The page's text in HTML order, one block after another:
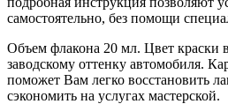
самостоятельно, без помощи
Объем флакона 20 мл. Цвет краски в
заводскому оттенку автомобиля.
поможет Вам легко восстановить
сэкономить на услугах мастерской.